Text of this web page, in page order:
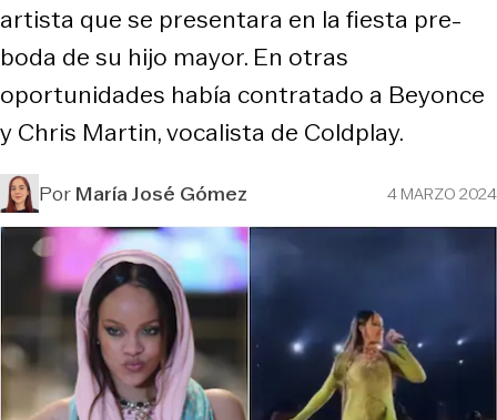
artista que se presentara en la fiesta pre-
boda de su hijo mayor. En otras
oportunidades había contratado a Beyonce
y Chris Martin, vocalista de Coldplay.
PorMaría José Gómez 4 MARZO 2024